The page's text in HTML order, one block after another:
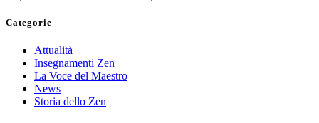
Categorie
Attualità
Insegnamenti Zen
La Voce del Maestro
News
Storia dello Zen